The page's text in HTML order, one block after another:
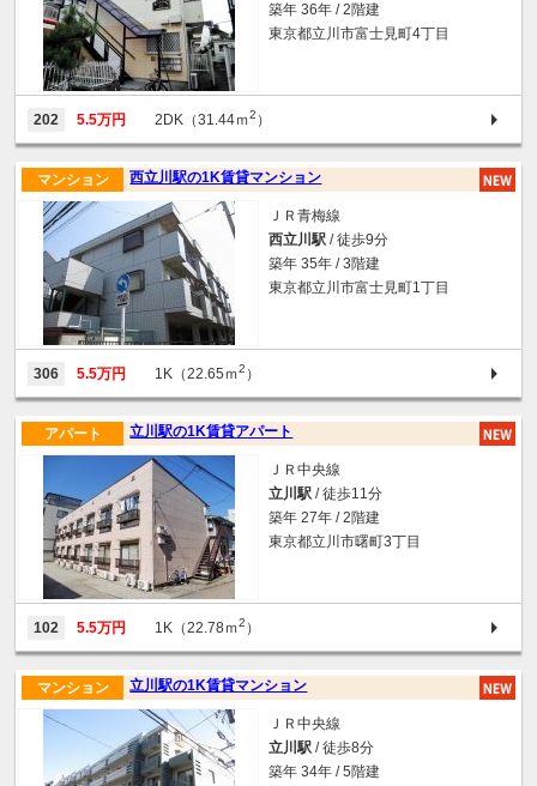
築年 36年 / 2階建
東京都立川市富士見町4丁目
202 5.5万円 2DK（31.44ｍ2 ）
西立川駅の1K賃貸マンション
マンション
ＪＲ青梅線
西立川駅 / 徒歩9分
築年 35年 / 3階建
東京都立川市富士見町1丁目
306 5.5万円 1K（22.65ｍ2 ）
立川駅の1K賃貸アパート
アパート
ＪＲ中央線
立川駅 / 徒歩11分
築年 27年 / 2階建
東京都立川市曙町3丁目
102 5.5万円 1K（22.78ｍ2 ）
立川駅の1K賃貸マンション
マンション
ＪＲ中央線
立川駅 / 徒歩8分
築年 34年 / 5階建